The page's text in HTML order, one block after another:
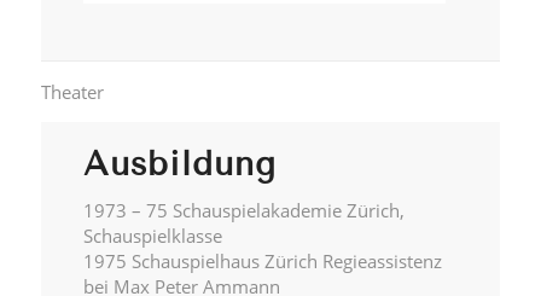
Theater
Ausbildung
1973 – 75 Schauspielakademie Zürich,
Schauspielklasse
1975 Schauspielhaus Zürich Regieassistenz
bei Max Peter Ammann